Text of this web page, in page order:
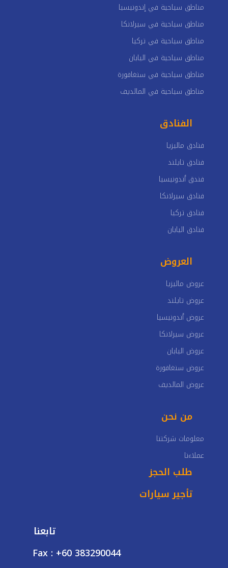
مناطق سياحية في إندونيسيا
مناطق سياحية في سيرلانكا
مناطق سياحية في تركيا
مناطق سياحية في اليابان
مناطق سياحية في سنغافورة
مناطق سياحية في المالديف
الفنادق
فنادق ماليزيا
فنادق تايلند
فندق أندونيسيا
فنادق سيرلانكا
فنادق تركيا
فنادق اليابان
العروض
عروض ماليزيا
عروض تايلند
عروض أندونيسيا
عروض سيرلانكا
عروض اليابان
عروض سنغافورة
عروض المالديف
من نحن
معلومات شركتنا
عملاءنا
طلب الحجز
تأجير سيارات
تابعنا
Fax : +60 383290044